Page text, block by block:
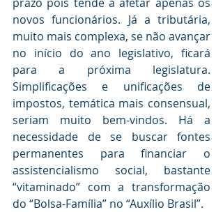
novos funcionários. Já a tributária,
muito mais complexa, se não avançar
no início do ano legislativo, ficará
para a próxima legislatura.
Simplificações e unificações de
impostos, temática mais consensual,
seriam muito bem-vindos. Há a
necessidade de se buscar fontes
permanentes para financiar o
assistencialismo social, bastante
“vitaminado” com a transformação
do “Bolsa-Família” no “Auxílio Brasil”.